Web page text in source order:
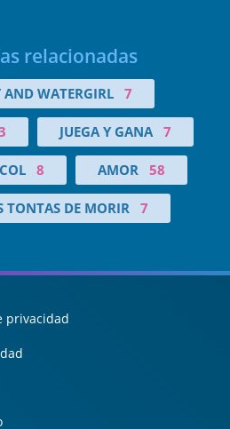
relacionadas
AND WATERGIRL 7
JUEGA Y GANA 7
8 AMOR 58
TONTAS DE MORIR 7
privacidad